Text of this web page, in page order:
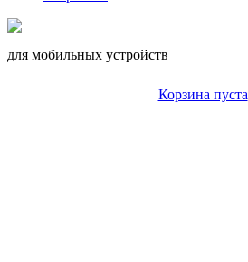
для мобильных устройств
Корзина пуста